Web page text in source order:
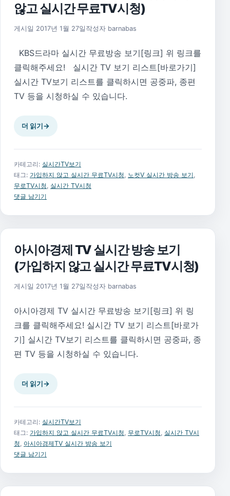
않고 실시간 무료TV시청)
게시일 2017년 1월 27일 2018년 4월 9일
작성자 barnabas
KBS드라마 실시간 무료방송 보기[링크] 위 링크를
클릭해주세요! 실시간 TV 보기 리스트[바로가기]
실시간 TV보기 리스트를 클릭하시면 공중파, 종편
TV 등을 시청하실 수 있습니다.
더 읽기→
카테고리: 실시간TV보기
태그: 가입하지 않고 실시간 무료TV시청, 노컷V 실시간 방송 보기,
무로TV시청, 실시간 TV시청
댓글 남기기
아시아경제 TV 실시간 방송 보기
(가입하지 않고 실시간 무료TV시청)
게시일 2017년 1월 27일 2020년 5월 29일
작성자 barnabas
아시아경제 TV 실시간 무료방송 보기[링크] 위 링
크를 클릭해주세요! 실시간 TV 보기 리스트[바로가
기] 실시간 TV보기 리스트를 클릭하시면 공중파, 종
편 TV 등을 시청하실 수 있습니다.
더 읽기→
카테고리: 실시간TV보기
태그: 가입하지 않고 실시간 무료TV시청, 무로TV시청, 실시간 TV시
청, 아시아경제TV 실시간 방송 보기
댓글 남기기